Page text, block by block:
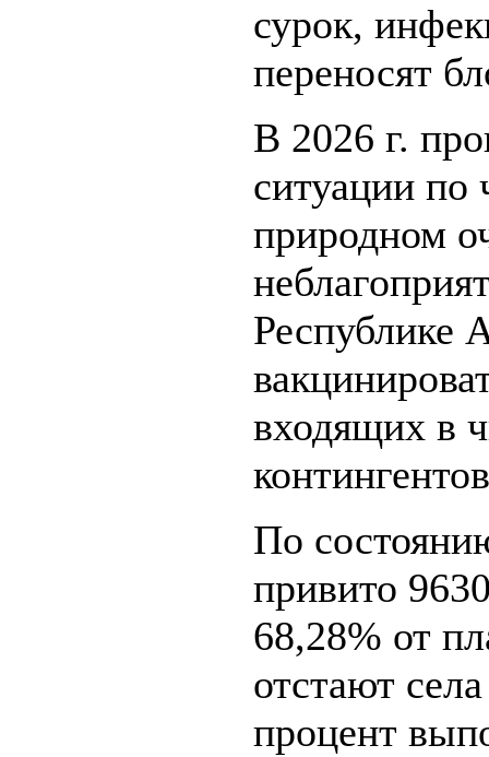
сурок,
переносят
В 2026 г.
ситуации по
природном
Республике
входящих в
По
привито
68,28% от
отстают
процент